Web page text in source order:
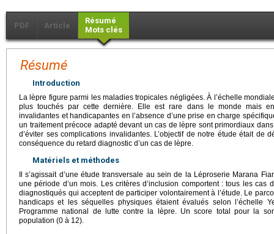
PDF Article
Résumé
Mots clés
Résumé
Introduction
La lèpre figure parmi les maladies tropicales négligées. À l’échelle
plus touchés par cette dernière. Elle est rare dans le monde mais
invalidantes et handicapantes en l’absence d’une prise en charge
un traitement précoce adapté devant un cas de lèpre sont primordiaux
d’éviter ses complications invalidantes. L’objectif de notre étude était de
conséquence du retard diagnostic d’un cas de lèpre.
Matériels et méthodes
Il s’agissait d’une étude transversale au sein de la Léproserie Marana
une période d’un mois. Les critères d’inclusion comportent : tous les cas
diagnostiqués qui acceptent de participer volontairement à l’étude. Le
handicaps et les séquelles physiques étaient évalués selon l’échelle
Programme national de lutte contre la lèpre. Un score total pour la
population (0 à 12).